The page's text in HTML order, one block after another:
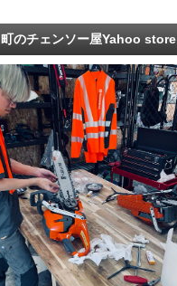
町のチェンソー屋Yahoo store